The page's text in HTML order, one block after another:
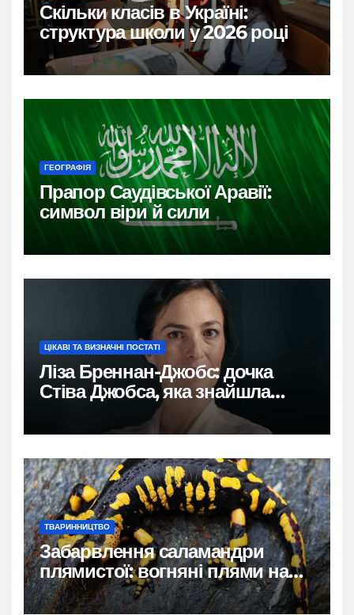
Скільки класів в Україні:
структура школи у 2026 році
ГЕОГРАФІЯ
Прапор Саудівської Аравії:
символ віри й сили
ЦІКАВІ ТА ВИЗНАЧНІ ПОСТАТІ
Ліза Бреннан-Джобс: дочка
Стіва Джобса, яка знайшла
власний голос
ТВАРИННИЦТВО
Забарвлення саламандри
плямистої: вогняні плями на
чорному тлі